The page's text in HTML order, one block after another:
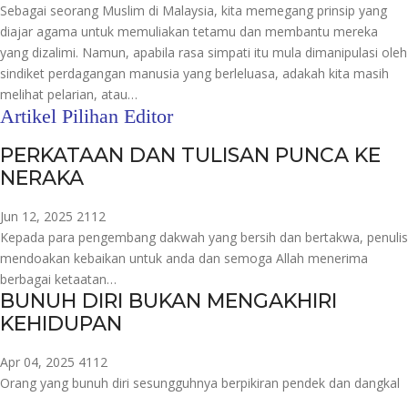
Sebagai seorang Muslim di Malaysia, kita memegang prinsip yang
diajar agama untuk memuliakan tetamu dan membantu mereka
yang dizalimi. Namun, apabila rasa simpati itu mula dimanipulasi oleh
sindiket perdagangan manusia yang berleluasa, adakah kita masih
melihat pelarian, atau…
Artikel Pilihan Editor
PERKATAAN DAN TULISAN PUNCA KE
NERAKA
Jun 12, 2025 2112
Kepada para pengembang dakwah yang bersih dan bertakwa, penulis
mendoakan kebaikan untuk anda dan semoga Allah menerima
berbagai ketaatan…
BUNUH DIRI BUKAN MENGAKHIRI
KEHIDUPAN
Apr 04, 2025 4112
Orang yang bunuh diri sesungguhnya berpikiran pendek dan dangkal